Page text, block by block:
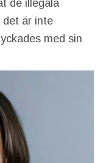
de illegala
det är inte
med sin